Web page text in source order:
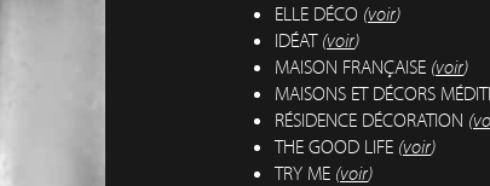
ELLE DÉCO (voir)
IDÉAT (voir)
MAISON FRANÇAISE (voir)
MAISONS ET DÉCORS
RÉSIDENCE DÉCORATION (
THE GOOD LIFE (voir)
TRY ME (voir)